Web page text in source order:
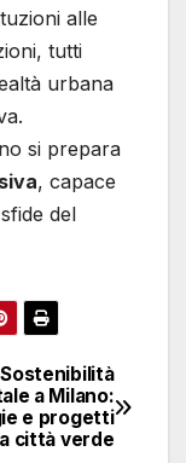
alle
tutti
urbana
si prepara
, capace
del
Sostenibilità
a Milano:
e progetti
città verde